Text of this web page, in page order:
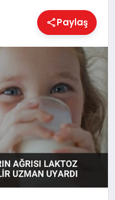
Paylaş